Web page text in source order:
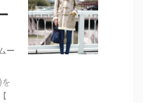
ー
【